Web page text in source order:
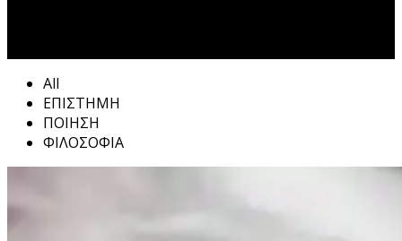
All
ΕΠΙΣΤΗΜΗ
ΠΟΙΗΣΗ
ΦΙΛΟΣΟΦΙΑ